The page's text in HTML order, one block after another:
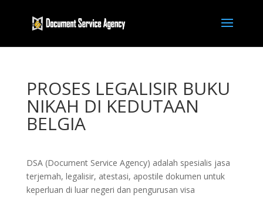
PROSES LEGALISIR BUKU
NIKAH DI KEDUTAAN
BELGIA
DSA (Document Service Agency) adalah spesialis jasa
terjemah, legalisir, atestasi, apostile dokumen untuk
keperluan di luar negeri dan pengurusan visa